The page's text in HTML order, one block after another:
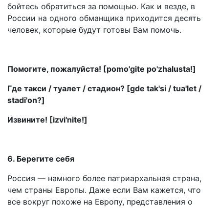
бойтесь обратиться за помощью. Как и везде, в
России на одного обманщика приходится десять
человек, которые будут готовы Вам помочь.
Помогите, пожалуйста! [pomo'gite po'zhalusta!]
Где такси / туалет / стадион? [gde tak'si / tua'let /
stadi'on?]
Извините! [izvi'nite!]
6. Берегите себя
Россия — намного более патриархальная страна,
чем страны Европы. Даже если Вам кажется, что
все вокруг похоже на Европу, представления о